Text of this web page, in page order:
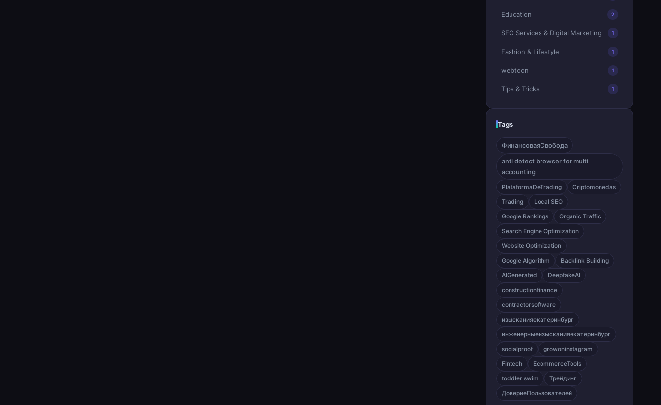
Education 2
SEO Services & Digital Marketing 1
Fashion & Lifestyle 1
webtoon 1
Tips & Tricks 1
Tags
ФинансоваяСвобода
anti detect browser for multi
accounting
PlataformaDeTrading
Criptomonedas
Trading
Local SEO
Google Rankings
Organic Traffic
Search Engine Optimization
Website Optimization
Google Algorithm
Backlink Building
AIGenerated
DeepfakeAI
constructionfinance
contractorsoftware
изысканияекатеринбург
инженерныеизысканияекатеринбург
socialproof
growoninstagram
Fintech
EcommerceTools
toddler swim
Трейдинг
ДовериеПользователей